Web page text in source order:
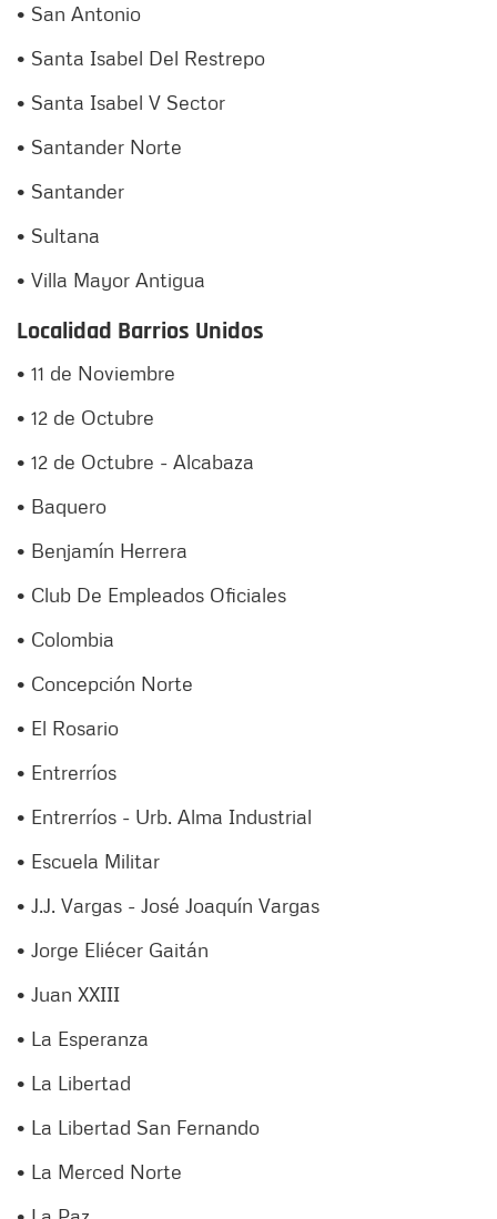
• San Antonio
• Santa Isabel Del Restrepo
• Santa Isabel V Sector
• Santander Norte
• Santander
• Sultana
• Villa Mayor Antigua
Localidad Barrios Unidos
• 11 de Noviembre
• 12 de Octubre
• 12 de Octubre - Alcabaza
• Baquero
• Benjamín Herrera
• Club De Empleados Oficiales
• Colombia
• Concepción Norte
• El Rosario
• Entrerríos
• Entrerríos - Urb. Alma Industrial
• Escuela Militar
• J.J. Vargas - José Joaquín Vargas
• Jorge Eliécer Gaitán
• Juan XXIII
• La Esperanza
• La Libertad
• La Libertad San Fernando
• La Merced Norte